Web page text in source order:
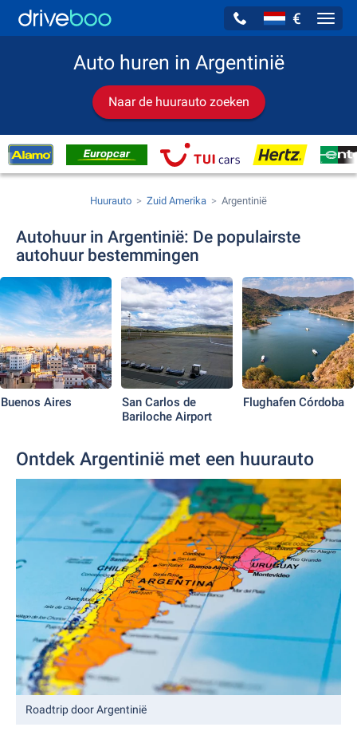
€
Auto huren in Argentinië
Naar de huurauto zoeken
Huurauto Zuid Amerika Argentinië
Autohuur in Argentinië: De populairste
autohuur bestemmingen
Buenos Aires
San Carlos de
Bariloche Airport
Flughafen Córdoba
Ontdek Argentinië met een huurauto
Roadtrip door Argentinië